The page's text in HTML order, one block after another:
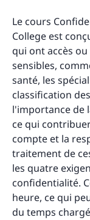
Le cours
College est
qui ont accès
sensibles,
santé, les
classification
l'importance de
ce qui
compte et la
traitement de
les quatre
confidentialité.
heure, ce qui
du temps